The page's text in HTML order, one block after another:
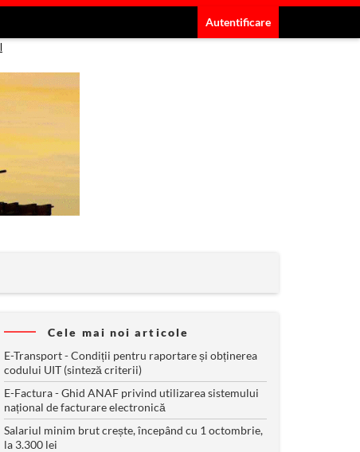
Autentificare
Cele mai noi articole
E-Transport - Condiții pentru raportare și obținerea
codului UIT (sinteză criterii)
E-Factura - Ghid ANAF privind utilizarea sistemului
național de facturare electronică
Salariul minim brut crește, începând cu 1 octombrie,
la 3.300 lei